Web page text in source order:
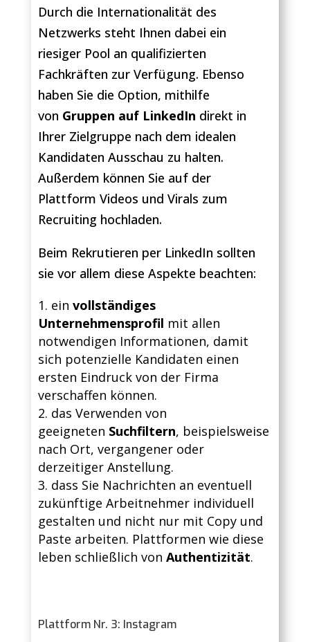
Durch die Internationalität des
Netzwerks steht Ihnen dabei ein
riesiger Pool an qualifizierten
Fachkräften zur Verfügung. Ebenso
haben Sie die Option, mithilfe
von Gruppen auf LinkedIn direkt in
Ihrer Zielgruppe nach dem idealen
Kandidaten Ausschau zu halten.
Außerdem können Sie auf der
Plattform Videos und Virals zum
Recruiting hochladen.
Beim Rekrutieren per LinkedIn sollten
sie vor allem diese Aspekte beachten:
ein vollständiges
Unternehmensprofil mit allen
notwendigen Informationen, damit
sich potenzielle Kandidaten einen
ersten Eindruck von der Firma
verschaffen können.
das Verwenden von
geeigneten Suchfiltern, beispielsweise
nach Ort, vergangener oder
derzeitiger Anstellung.
dass Sie Nachrichten an eventuell
zukünftige Arbeitnehmer individuell
gestalten und nicht nur mit Copy und
Paste arbeiten. Plattformen wie diese
leben schließlich von Authentizität.
Plattform Nr. 3: Instagram